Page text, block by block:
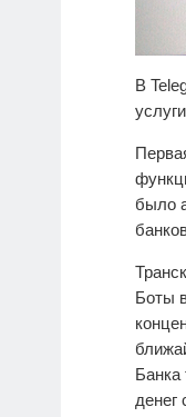
В
было
Боты
Банка
денег